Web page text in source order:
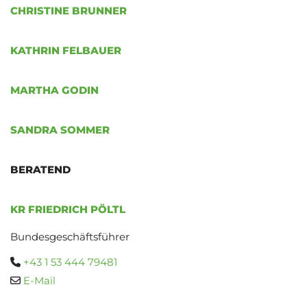
CHRISTINE BRUNNER
KATHRIN FELBAUER
MARTHA GODIN
SANDRA SOMMER
BERATEND
KR FRIEDRICH PÖLTL
Bundesgeschäftsführer
 +43 1 53 444 79481
 E-Mail